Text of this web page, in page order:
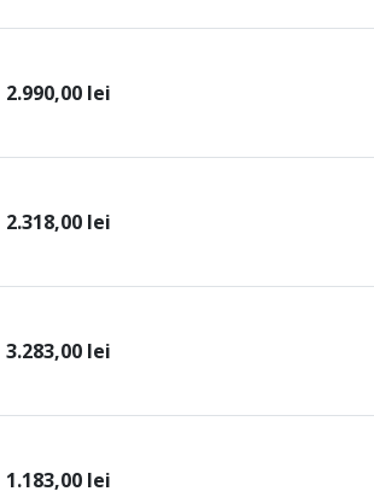
2.990,00 lei
2.318,00 lei
3.283,00 lei
1.183,00 lei